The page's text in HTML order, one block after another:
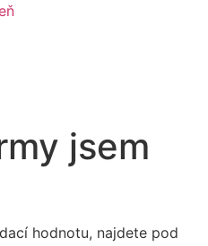
jsem
hodnotu, najdete pod